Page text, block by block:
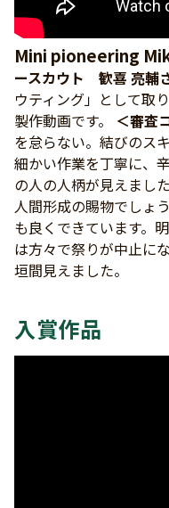
Mini pioneering
ースカウト 歓喜 亮輔
ウティング」として取
製作動画です。 ＜審査
を怠らない。結びのス
細かい作業を丁寧に、
の人の人柄が見えまし
人間形成の賜物でしょ
も良くできています。
は方々で祭りが中止に
垣間見えました。
入賞作品